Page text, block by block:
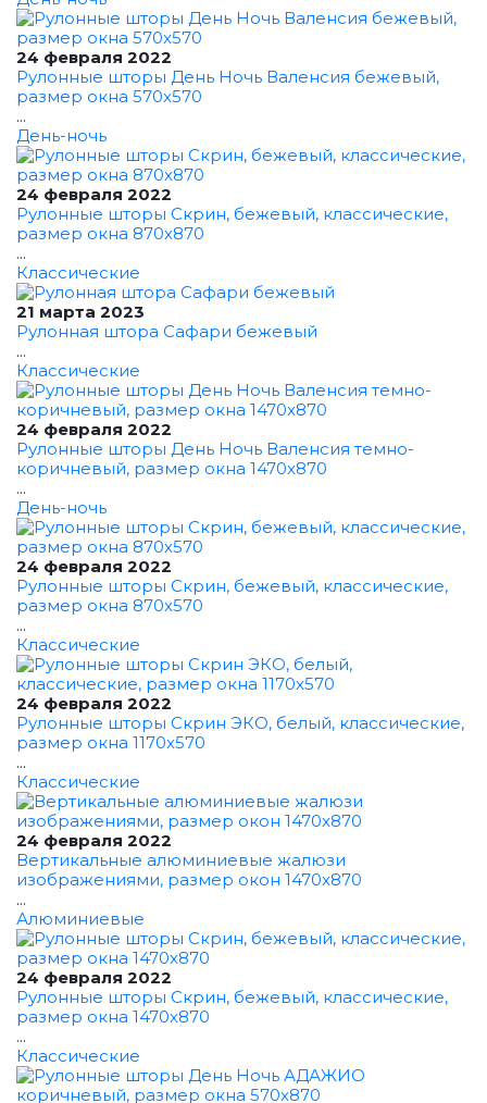
24 февраля 2022
Рулонные шторы День Ночь Валенсия бежевый,
размер окна 570x570
...
День-ночь
24 февраля 2022
Рулонные шторы Скрин, бежевый, классические,
размер окна 870x870
...
Классические
21 марта 2023
Рулонная штора Сафари бежевый
...
Классические
24 февраля 2022
Рулонные шторы День Ночь Валенсия темно-
коричневый, размер окна 1470x870
...
День-ночь
24 февраля 2022
Рулонные шторы Скрин, бежевый, классические,
размер окна 870x570
...
Классические
24 февраля 2022
Рулонные шторы Скрин ЭКО, белый, классические,
размер окна 1170x570
...
Классические
24 февраля 2022
Вертикальные алюминиевые жалюзи
изображениями, размер окон 1470x870
...
Алюминиевые
24 февраля 2022
Рулонные шторы Скрин, бежевый, классические,
размер окна 1470x870
...
Классические